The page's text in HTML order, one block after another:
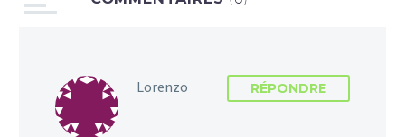
année entière à carburer
Lorenzo RÉPONDRE